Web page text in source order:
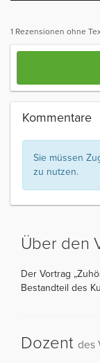
1 Rezensionen ohne
Kommentare
Sie müssen
zu nutzen.
Über den
Der Vortrag
Bestandteil des
Dozent des